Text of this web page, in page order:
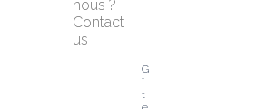
nous ?
Contact
us
G
î
t